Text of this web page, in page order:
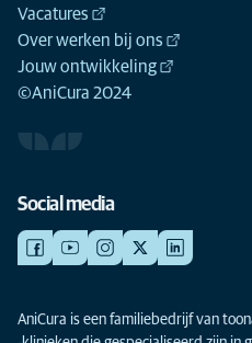
Vacatures
Over werken bij ons
Jouw ontwikkeling
©AniCura 2024
Social media
AniCura is een familiebedrijf van